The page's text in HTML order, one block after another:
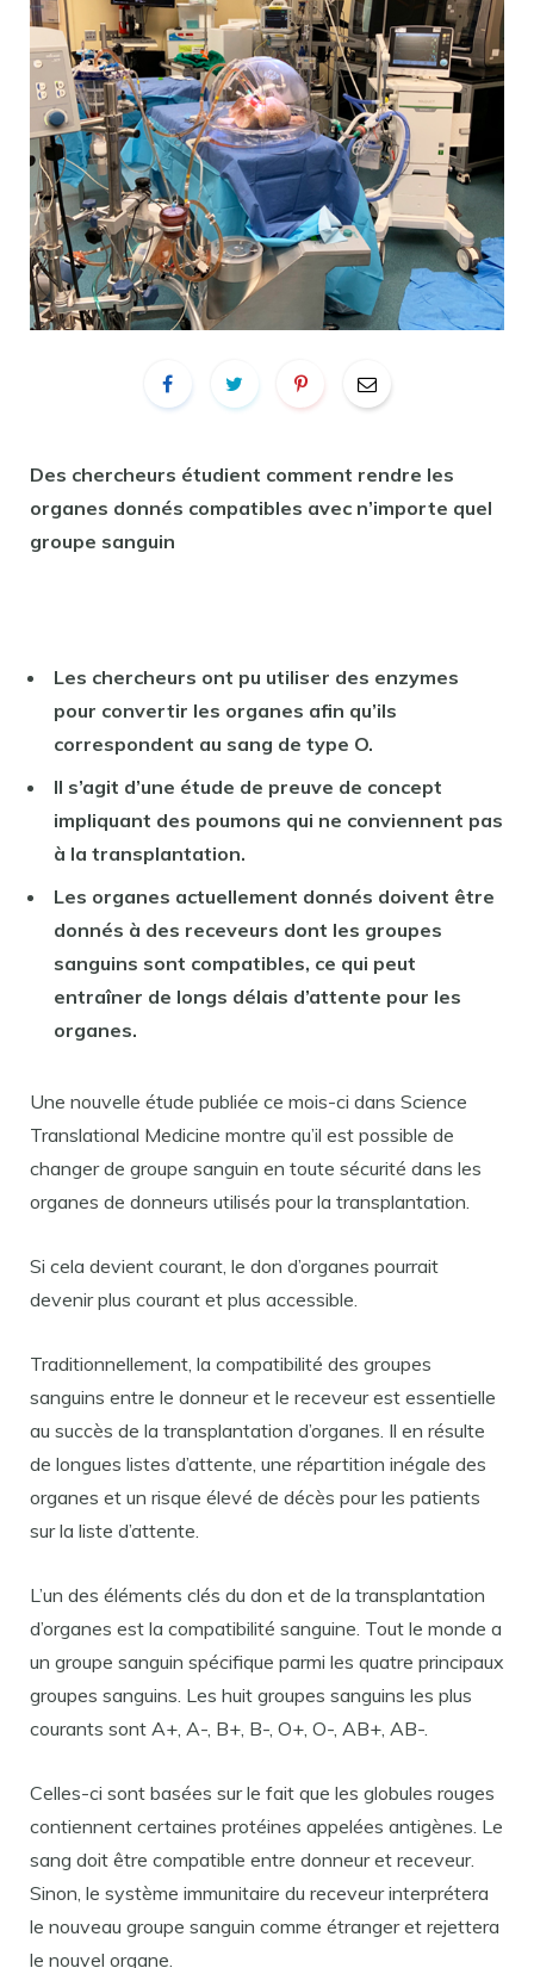
Des chercheurs étudient comment rendre les
organes donnés compatibles avec n’importe quel
groupe sanguin
Les chercheurs ont pu utiliser des enzymes
pour convertir les organes afin qu’ils
correspondent au sang de type O.
Il s’agit d’une étude de preuve de concept
impliquant des poumons qui ne conviennent pas
à la transplantation.
Les organes actuellement donnés doivent être
donnés à des receveurs dont les groupes
sanguins sont compatibles, ce qui peut
entraîner de longs délais d’attente pour les
organes.
Une nouvelle étude publiée ce mois-ci dans Science
Translational Medicine montre qu’il est possible de
changer de groupe sanguin en toute sécurité dans les
organes de donneurs utilisés pour la transplantation.
Si cela devient courant, le don d’organes pourrait
devenir plus courant et plus accessible.
Traditionnellement, la compatibilité des groupes
sanguins entre le donneur et le receveur est essentielle
au succès de la transplantation d’organes. Il en résulte
de longues listes d’attente, une répartition inégale des
organes et un risque élevé de décès pour les patients
sur la liste d’attente.
L’un des éléments clés du don et de la transplantation
d’organes est la compatibilité sanguine. Tout le monde a
un groupe sanguin spécifique parmi les quatre principaux
groupes sanguins. Les huit groupes sanguins les plus
courants sont A+, A-, B+, B-, O+, O-, AB+, AB-.
Celles-ci sont basées sur le fait que les globules rouges
contiennent certaines protéines appelées antigènes. Le
sang doit être compatible entre donneur et receveur.
Sinon, le système immunitaire du receveur interprétera
le nouveau groupe sanguin comme étranger et rejettera
le nouvel organe.